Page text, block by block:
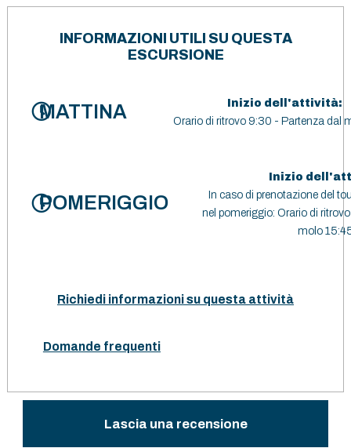
INFORMAZIONI UTILI SU QUESTA
ESCURSIONE
MATTINA
Inizio dell'attività:
Orario di ritrovo 9:30 - Partenza dal
POMERIGGIO
Inizio
In caso di prenotazione del
nel pomeriggio: Orario di
molo
Richiedi informazioni su questa attività
Domande frequenti
Lascia una recensione